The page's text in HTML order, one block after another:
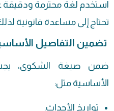
استخدم لغة محترمة ودقيقة
تحتاج إلى مساعدة قانونية
تضمين التفاصيل
ضمن صيغة الشكوى،
الأساسية مثل:
تواريخ الأحداث.